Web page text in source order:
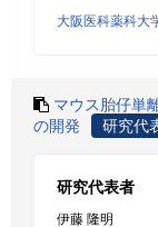
大阪医科薬科大
マウス胎仔単
の開発
研究代
研究代表者
伊藤 隆明